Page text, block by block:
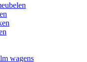
wagens